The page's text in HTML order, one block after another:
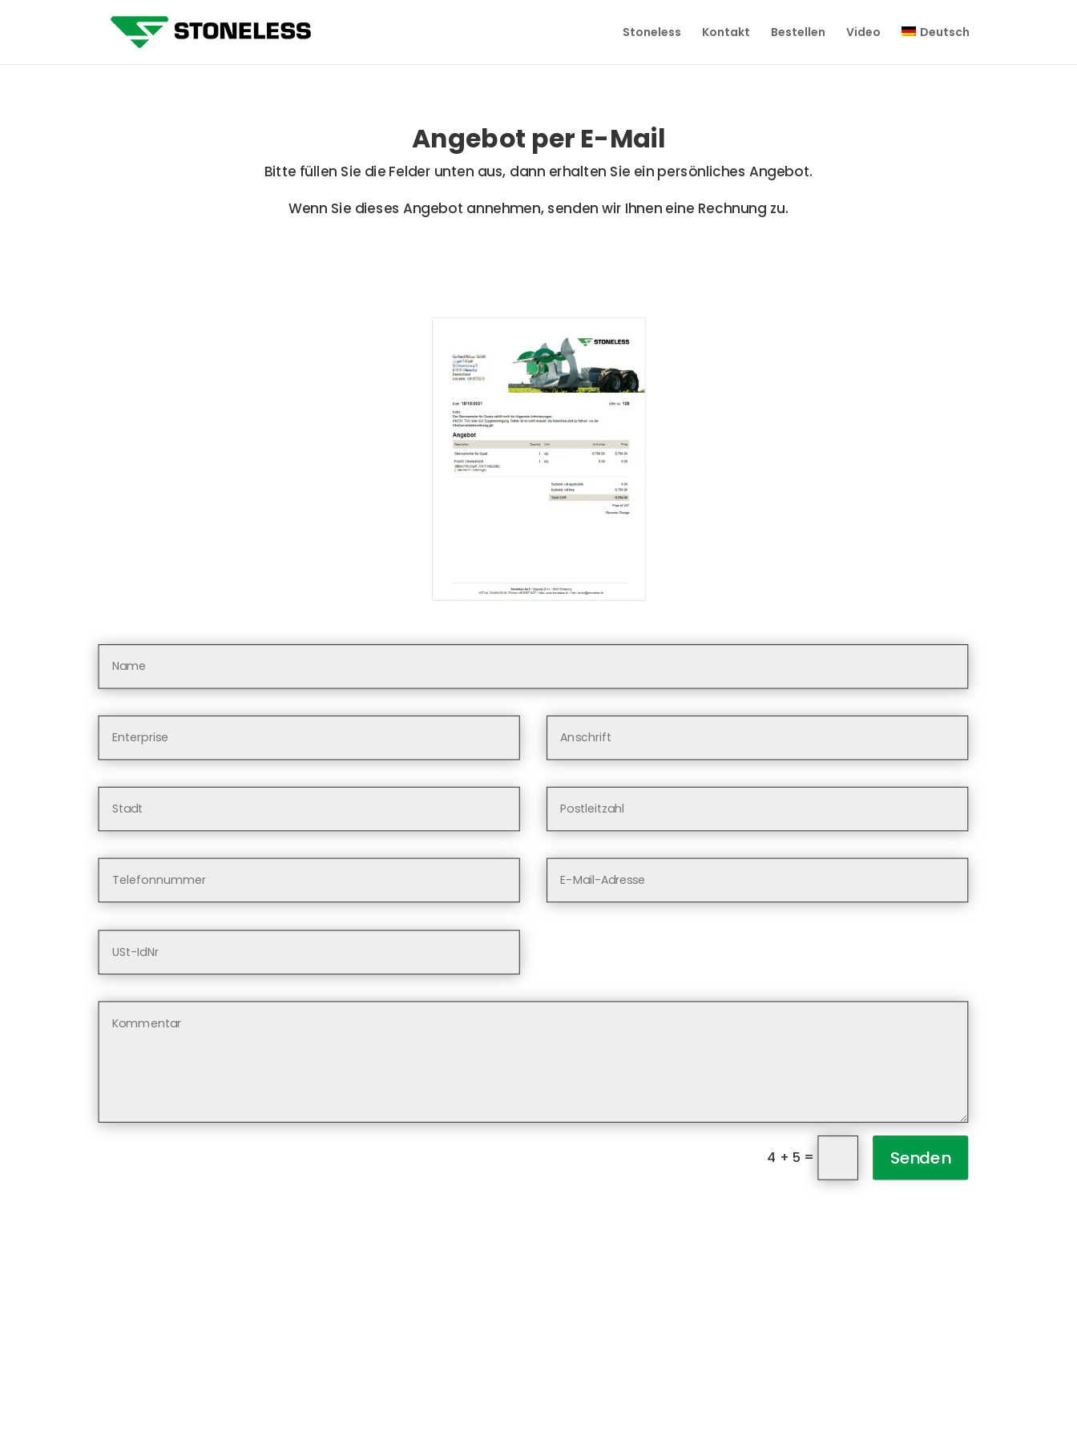
Stoneless Kontakt Bestellen Video Deutsch
Angebot per E-Mail
Bitte füllen Sie die Felder unten aus, dann erhalten Sie ein persönliches Angebot.
Wenn Sie dieses Angebot annehmen, senden wir Ihnen eine Rechnung zu.
4 + 5 = Senden